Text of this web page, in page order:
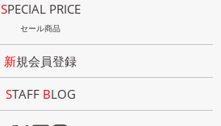
SPECIAL PRICE
セール商品
新規会員登録
STAFF BLOG